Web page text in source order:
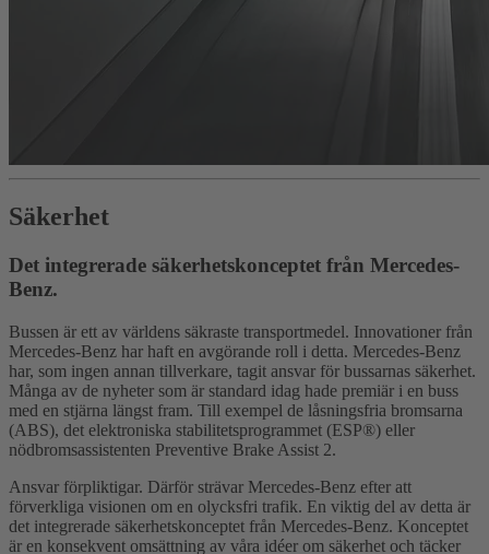
Säkerhet
Det integrerade säkerhetskonceptet från Mercedes-
Benz.
Bussen är ett av världens säkraste transportmedel. Innovationer från
Mercedes-Benz har haft en avgörande roll i detta. Mercedes-Benz
har, som ingen annan tillverkare, tagit ansvar för bussarnas säkerhet.
Många av de nyheter som är standard idag hade premiär i en buss
med en stjärna längst fram. Till exempel de låsningsfria bromsarna
(ABS), det elektroniska stabilitetsprogrammet (ESP®) eller
nödbromsassistenten Preventive Brake Assist 2.
Ansvar förpliktigar. Därför strävar Mercedes-Benz efter att
förverkliga visionen om en olycksfri trafik. En viktig del av detta är
det integrerade säkerhetskonceptet från Mercedes-Benz. Konceptet
är en konsekvent omsättning av våra idéer om säkerhet och täcker